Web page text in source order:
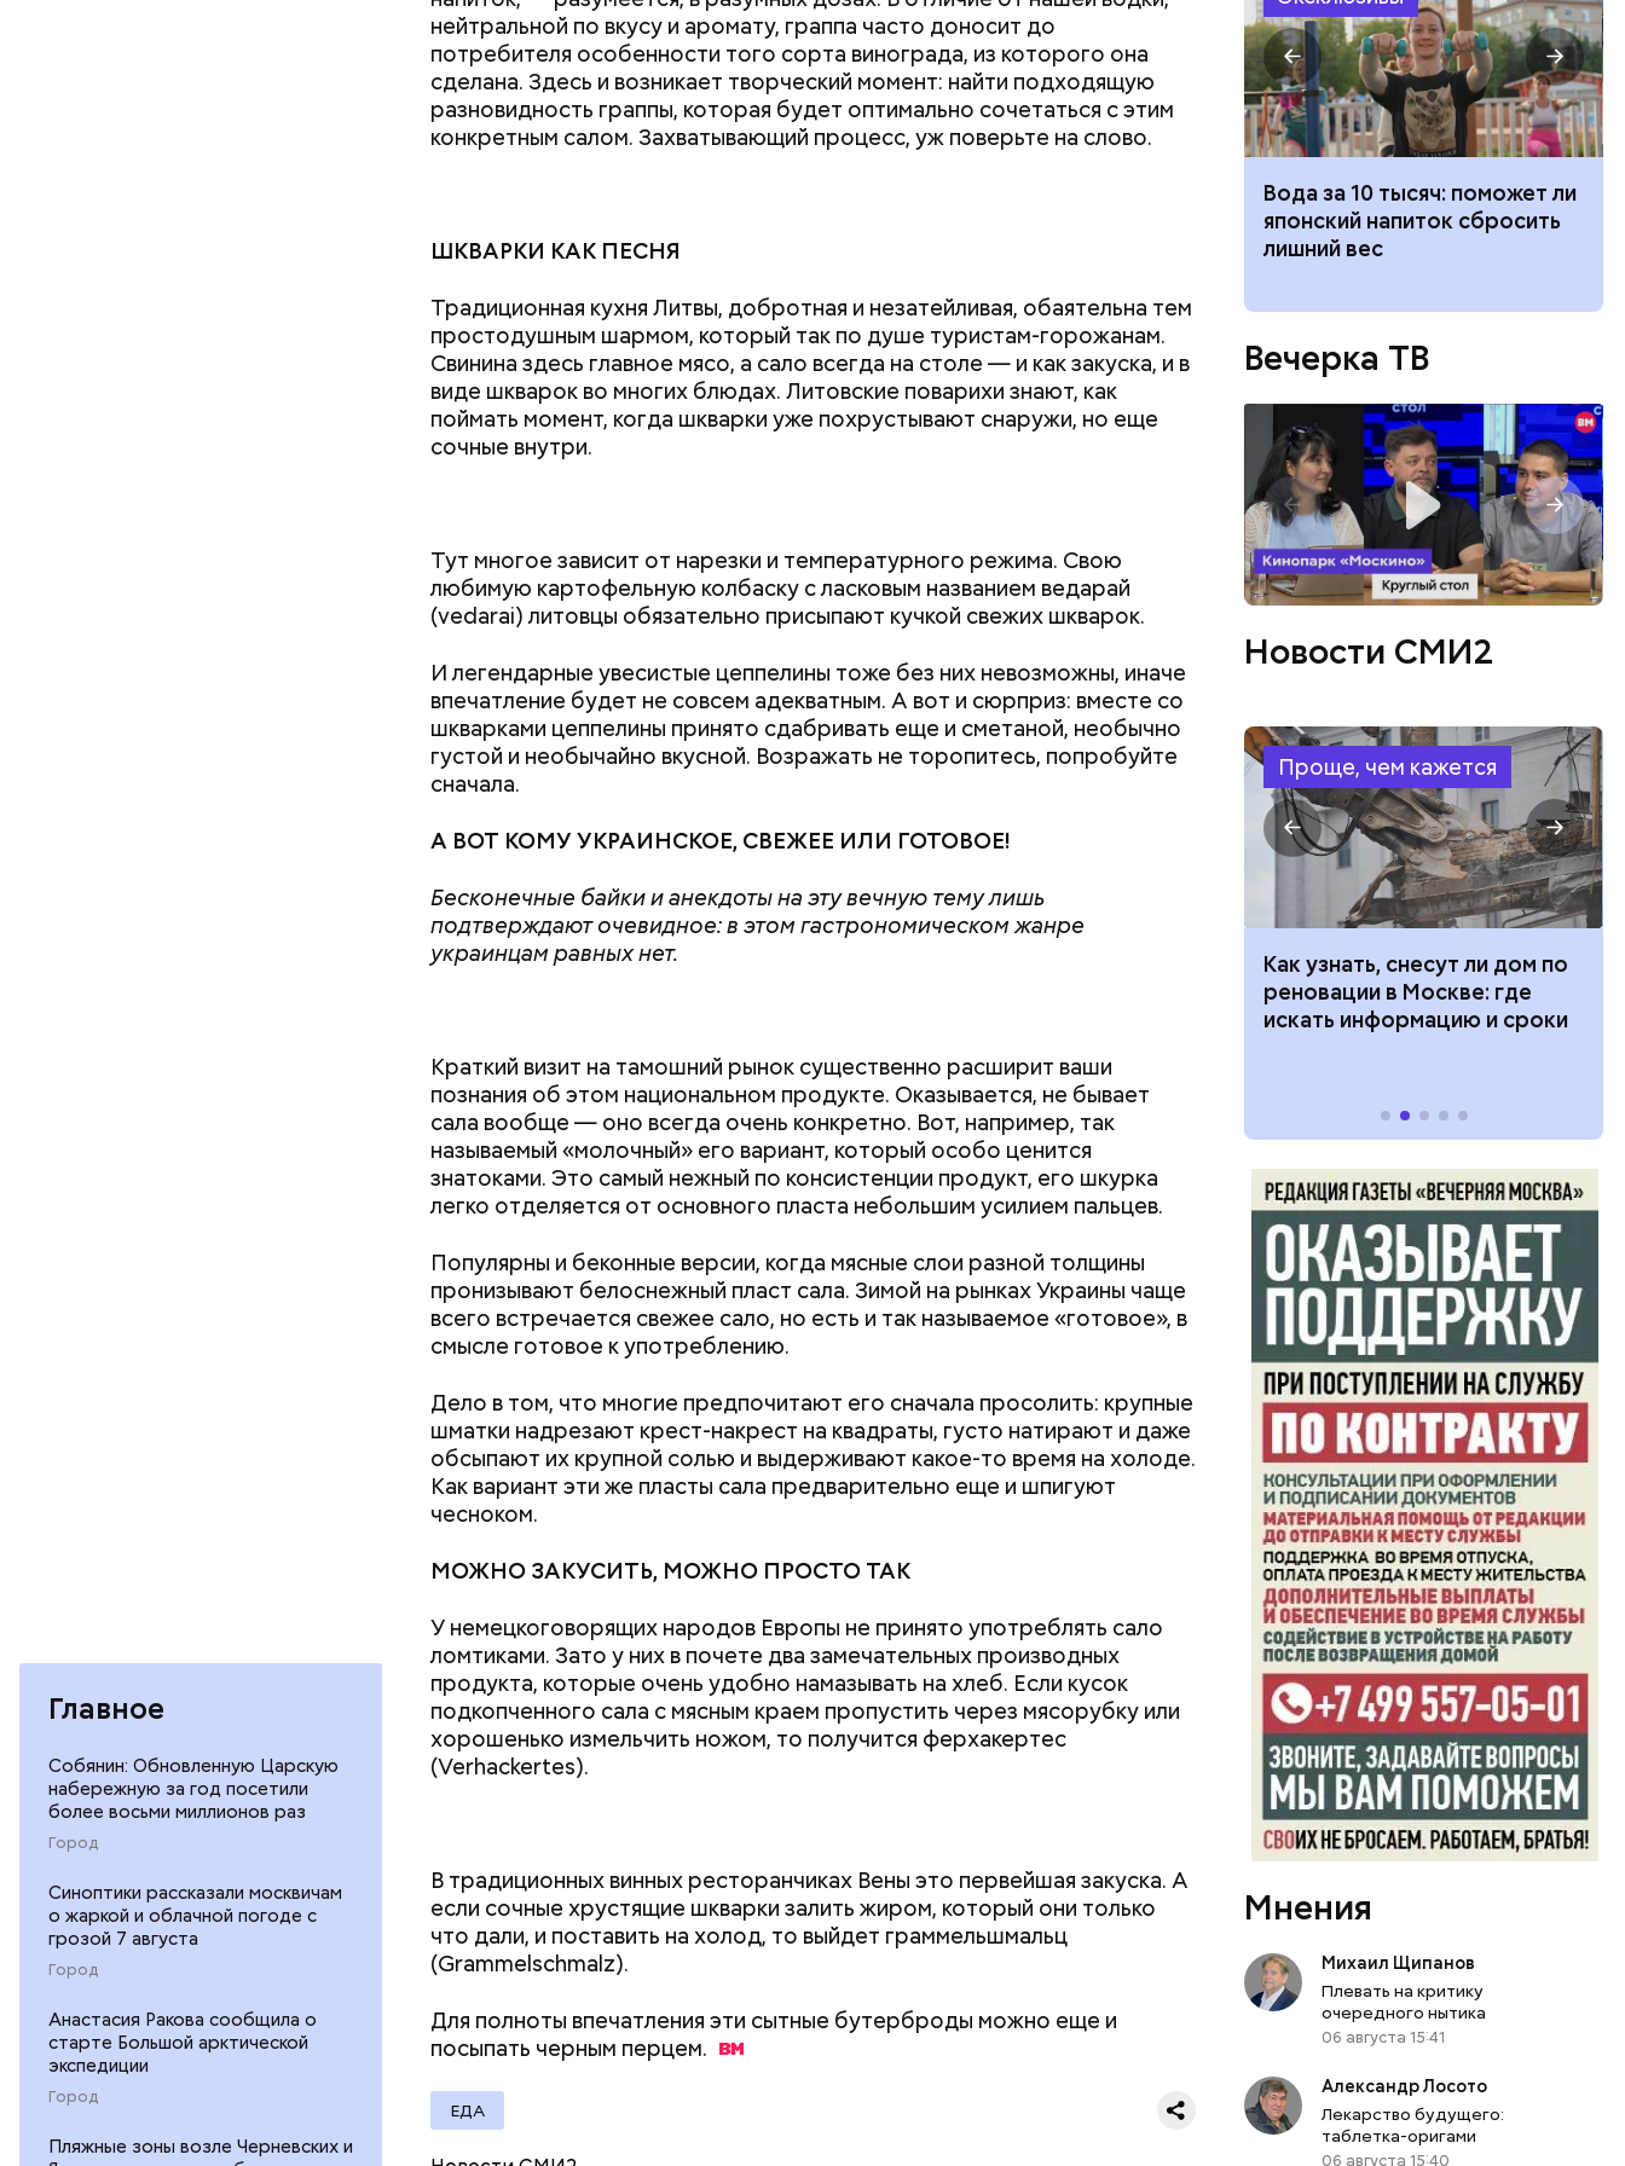
Главное
Собянин: Обновленную Царскую
набережную за год посетили
более восьми миллионов раз
Город
Синоптики рассказали москвичам
о жаркой и облачной погоде с
грозой 7 августа
Город
Анастасия Ракова сообщила о
старте Большой арктической
экспедиции
Город
Пляжные зоны возле Черневских и
нейтральной по вкусу и аромату, граппа часто доносит до
потребителя особенности того сорта винограда, из которого она
сделана. Здесь и возникает творческий момент: найти подходящую
разновидность граппы, которая будет оптимально сочетаться с этим
конкретным салом. Захватывающий процесс, уж поверьте на слово.
ШКВАРКИ КАК ПЕСНЯ
Традиционная кухня Литвы, добротная и незатейливая, обаятельна тем
простодушным шармом, который так по душе туристам-горожанам.
Свинина здесь главное мясо, а сало всегда на столе — и как закуска, и в
виде шкварок во многих блюдах. Литовские поварихи знают, как
поймать момент, когда шкварки уже похрустывают снаружи, но еще
сочные внутри.
Тут многое зависит от нарезки и температурного режима. Свою
любимую картофельную колбаску с ласковым названием ведарай
(vedarai) литовцы обязательно присыпают кучкой свежих шкварок.
И легендарные увесистые цеппелины тоже без них невозможны, иначе
впечатление будет не совсем адекватным. А вот и сюрприз: вместе со
шкварками цеппелины принято сдабривать еще и сметаной, необычно
густой и необычайно вкусной. Возражать не торопитесь, попробуйте
сначала.
А ВОТ КОМУ УКРАИНСКОЕ, СВЕЖЕЕ ИЛИ ГОТОВОЕ!
Бесконечные байки и анекдоты на эту вечную тему лишь
подтверждают очевидное: в этом гастрономическом жанре
украинцам равных нет.
Краткий визит на тамошний рынок существенно расширит ваши
познания об этом национальном продукте. Оказывается, не бывает
сала вообще — оно всегда очень конкретно. Вот, например, так
называемый «молочный» его вариант, который особо ценится
знатоками. Это самый нежный по консистенции продукт, его шкурка
легко отделяется от основного пласта небольшим усилием пальцев.
Популярны и беконные версии, когда мясные слои разной толщины
пронизывают белоснежный пласт сала. Зимой на рынках Украины чаще
всего встречается свежее сало, но есть и так называемое «готовое», в
смысле готовое к употреблению.
Дело в том, что многие предпочитают его сначала просолить: крупные
шматки надрезают крест-накрест на квадраты, густо натирают и даже
обсыпают их крупной солью и выдерживают какое-то время на холоде.
Как вариант эти же пласты сала предварительно еще и шпигуют
чесноком.
МОЖНО ЗАКУСИТЬ, МОЖНО ПРОСТО ТАК
У немецкоговорящих народов Европы не принято употреблять сало
ломтиками. Зато у них в почете два замечательных производных
продукта, которые очень удобно намазывать на хлеб. Если кусок
подкопченного сала с мясным краем пропустить через мясорубку или
хорошенько измельчить ножом, то получится ферхакертес
(Verhackertes).
В традиционных винных ресторанчиках Вены это первейшая закуска. А
если сочные хрустящие шкварки залить жиром, который они только
что дали, и поставить на холод, то выйдет граммельшмальц
(Grammelschmalz).
Для полноты впечатления эти сытные бутерброды можно еще и
посыпать черным перцем.
ЕДА
Как рассказывает Житие, преподобный родился в городке Патаре. С
детства Николай проникся христианской религией и рано принял
возвел в сан священника. Все богатства, полученные в наследство от
родителей, Николай отдал на дела милосердия. Со временем Николай
стал епископом в городе Мире. Он был страстным проповедником
христианства. Ему также приписывают разрушение нескольких
лучше любого врача исцелял больных, обреченных на смерть, и даже
воскрешал мертвых.
Как гласит предание, совершая паломничество в Иерусалим, Николай
разбушевавшееся море.
А еще, удержав меч палача, святой Николай спас от смерти трех
мужей, невинно осужденных корыстолюбивым градоначальником.
За свою земную жизнь он совершил множество добрых дел во славу
Божию.
Салат из сельдерея и картофеля с яблоками
2-3 картофелины,
1 некрупное яблоко,
1 некрупный помидор,
2 корня сельдерея,
салатная заправка.
гроза и закончится жара
Вода за 10 тысяч: поможет ли
японский напиток сбросить
лишний вес
Вечерка ТВ
Новости СМИ2
Проще, чем кажется
Как поменять батареи дома и
документы
Как узнать, снесут ли дом по
реновации в Москве: где
искать информацию и сроки
Мнения
Михаил Щипанов
Плевать на критику
очередного нытика
06 августа 15:41
Александр Лосото
Лекарство будущего:
таблетка-оригами
06 августа 15:40